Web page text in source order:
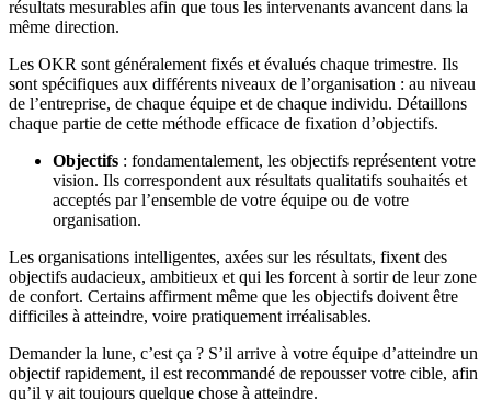
résultats mesurables afin que tous les intervenants avancent dans la
même direction.
Les OKR sont généralement fixés et évalués chaque trimestre. Ils
sont spécifiques aux différents niveaux de l’organisation : au niveau
de l’entreprise, de chaque équipe et de chaque individu. Détaillons
chaque partie de cette méthode efficace de fixation d’objectifs.
Objectifs : fondamentalement, les objectifs représentent votre
vision. Ils correspondent aux résultats qualitatifs souhaités et
acceptés par l’ensemble de votre équipe ou de votre
organisation.
Les organisations intelligentes, axées sur les résultats, fixent des
objectifs audacieux, ambitieux et qui les forcent à sortir de leur zone
de confort. Certains affirment même que les objectifs doivent être
difficiles à atteindre, voire pratiquement irréalisables.
Demander la lune, c’est ça ? S’il arrive à votre équipe d’atteindre un
objectif rapidement, il est recommandé de repousser votre cible, afin
qu’il y ait toujours quelque chose à atteindre.